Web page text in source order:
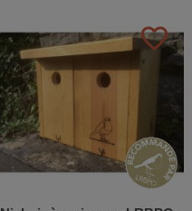
favorite_border